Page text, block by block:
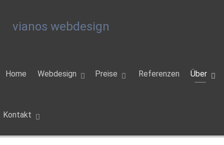
vianos webdesign
Home Webdesign Preise Referenzen Über
Kontakt